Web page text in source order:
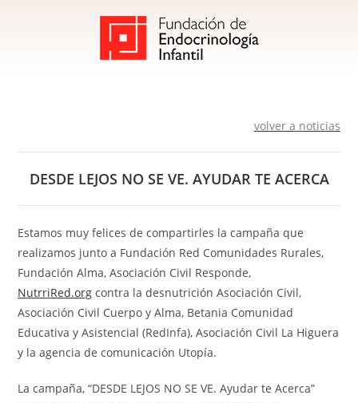
volver a noticias
DESDE LEJOS NO SE VE. AYUDAR TE ACERCA
Estamos muy felices de compartirles la campaña que
realizamos junto a Fundación Red Comunidades Rurales,
Fundación Alma, Asociación Civil Responde,
NutrriRed.org contra la desnutrición Asociación Civil,
Asociación Civil Cuerpo y Alma, Betania Comunidad
Educativa y Asistencial (RedInfa), Asociación Civil La Higuera
y la agencia de comunicación Utopía.
La campaña, “DESDE LEJOS NO SE VE. Ayudar te Acerca”